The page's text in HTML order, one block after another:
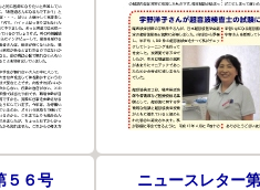
５６号 ニュースレター